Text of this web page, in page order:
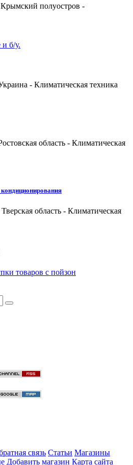
Крымский полуостров -
- Климатическая техника
область - Климатическая
Тверская область - Климатическая
товаров с пойзон
связь Статьи Магазины
Добавить магазин Карта сайта